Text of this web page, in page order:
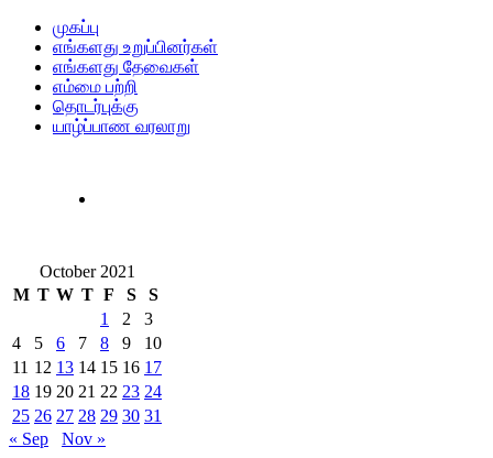
முகப்பு
எங்களது உறுப்பினர்கள்
எங்களது தேவைகள்
எம்மை பற்றி
தொடர்புக்கு
யாழ்ப்பாண வரலாறு
October 2021
M T W T F S
S
1
2
3
4
5 6 7 8 9
10
11 12 13 14 15 16 17
18 19 20 21 22 23 24
25 26 27 28 29 30 31
« Sep
Nov »